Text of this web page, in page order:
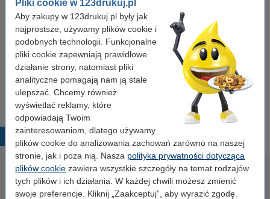
Pliki cookie w 123drukuj.pl
Aby zakupy w 123drukuj.pl były jak
najprostsze, używamy plików cookie i
podobnych technologii. Funkcjonalne
pliki cookie zapewniają prawidłowe
działanie strony, natomiast pliki
analityczne pomagają nam ją stale
ulepszać. Chcemy również
wyświetlać reklamy, które
odpowiadają Twoim
zainteresowaniom, dlatego używamy
plików cookie do analizowania zachowań zarówno na naszej
stronie, jak i poza nią. Nasza polityka prywatności dotycząca
plików cookie zawiera wszystkie szczegóły na temat rodzajów
tych plików i ich działania. W każdej chwili możesz zmienić
swoje preferencje. Kliknij „Zaakceptuj”, aby wyrazić zgodę.
Kliknij i sprawdź całą specyfikacje
Dostępny
Zamów z Pocztex na jutro!
7,50 zł Zamawiam
Popularne produkty